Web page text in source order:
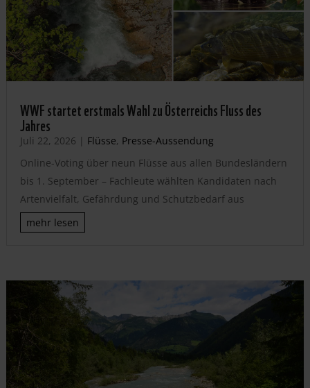
WWF startet erstmals Wahl zu Österreichs Fluss des
Jahres
Juli 22, 2026 | Flüsse, Presse-Aussendung
Online-Voting über neun Flüsse aus allen Bundesländern
bis 1. September – Fachleute wählten Kandidaten nach
Artenvielfalt, Gefährdung und Schutzbedarf aus
mehr lesen